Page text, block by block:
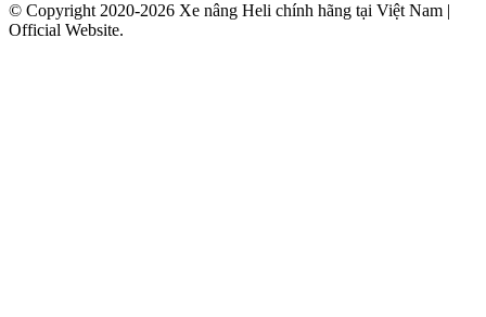
© Copyright 2020-2026 Xe nâng Heli chính hãng tại Việt Nam |
Official Website.